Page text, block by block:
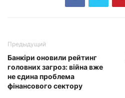
Предыдущий
Банкіри оновили рейтинг
головних загроз: війна вже
не єдина проблема
фінансового сектору